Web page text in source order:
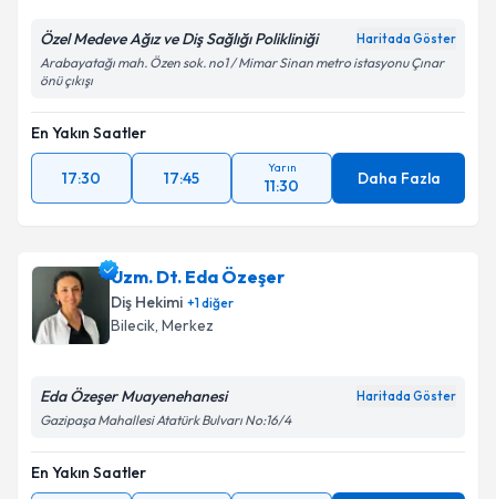
Özel Medeve Ağız ve Diş Sağlığı Polikliniği Haritada Göster
Arabayatağı mah. Özen sok. no1 / Mimar Sinan metro istasyonu Çınar
önü çıkışı
En Yakın Saatler
17:30 17:45
Yarın
11:30 Daha Fazla
Uzm. Dt. Eda Özeşer
Diş Hekimi +1diğer
Bilecik, Merkez
Eda Özeşer Muayenehanesi Haritada Göster
Gazipaşa Mahallesi Atatürk Bulvarı No:16/4
En Yakın Saatler